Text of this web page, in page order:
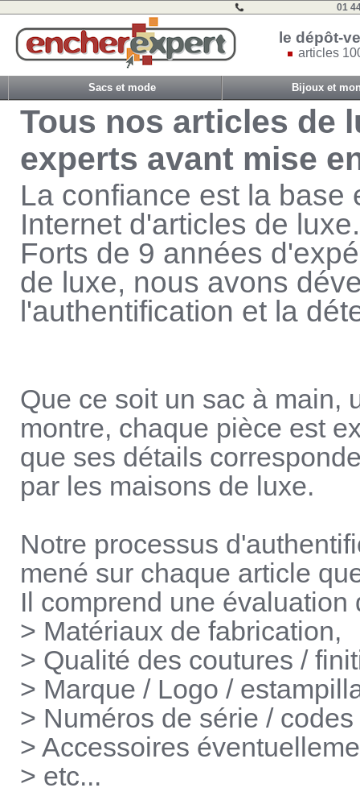
01
le dépôt-
articles
Sacs et mode Bijoux et
Tous nos articles de
experts avant mise
La confiance est la base
Internet d'articles de luxe.
Forts de 9 années
de luxe, nous avons
l'authentification et la
Que ce soit un sac à main,
montre, chaque pièce est
que ses détails
par les maisons de luxe.
Notre processus
mené sur chaque article
Il comprend une
> Matériaux de fabrication,
> Qualité des coutures /
> Marque / Logo /
> Numéros de série /
> Accessoires
> etc...